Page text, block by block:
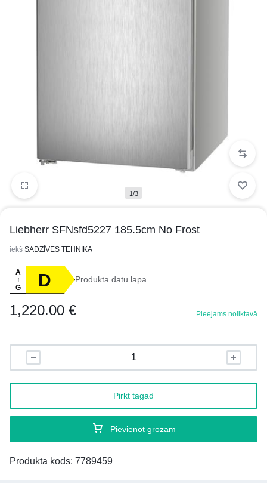
1/3
Liebherr SFNsfd5227 185.5cm No Frost
iekš SADZĪVES TEHNIKA
A
↑
G
D Produkta datu lapa
1,220.00 € Pieejams noliktavā
Pievienot grozam
Pirkt tagad
Produkta kods: 7789459